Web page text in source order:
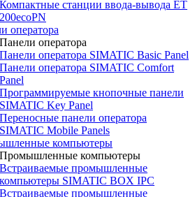
Компактные станции ввода-вывода ET
200ecoPN
оператора
Панели оператора
Панели оператора SIMATIC Basic Panel
Панели оператора SIMATIC Comfort
Panel
Программируемые кнопочные панели
SIMATIC Key Panel
Переносные панели оператора
SIMATIC Mobile Panels
компьютеры
Промышленные компьютеры
Встраиваемые промышленные
компьютеры SIMATIC BOX IPC
Встраиваемые промышленные